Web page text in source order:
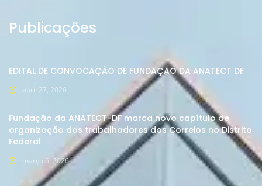
Publicações
EDITAL DE CONVOCAÇÂO DE FUNDAÇÃO DA ANATECT DF
abril 27, 2026
Fundação da ANATECT-DF marca novo capítulo de
organização dos trabalhadores dos Correios no Distrito
Federal
março 6, 2026